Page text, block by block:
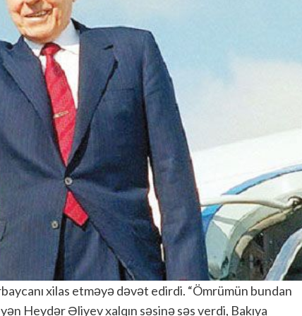
xilas etməyə dəvət edirdi. “Ömrümün bundan
Heydər Əliyev xalqın səsinə səs verdi, Bakıya